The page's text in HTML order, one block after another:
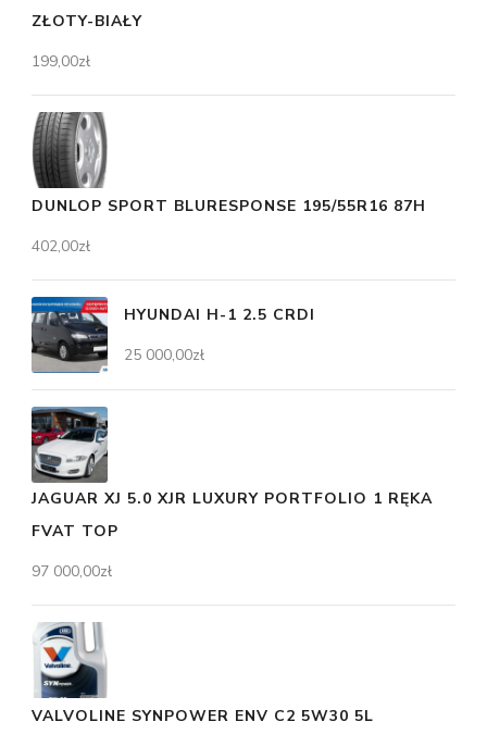
ZŁOTY-BIAŁY
199,00zł
DUNLOP SPORT BLURESPONSE 195/55R16 87H
402,00zł
HYUNDAI H-1 2.5 CRDI
25 000,00zł
JAGUAR XJ 5.0 XJR LUXURY PORTFOLIO 1 RĘKA
FVAT TOP
97 000,00zł
VALVOLINE SYNPOWER ENV C2 5W30 5L